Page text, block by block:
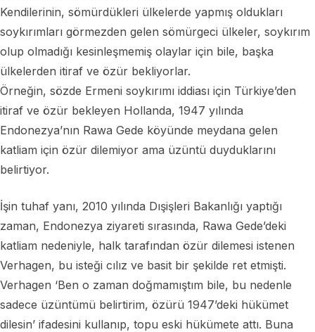
Kendilerinin, sömürdükleri ülkelerde yapmış oldukları
soykırımları görmezden gelen sömürgeci ülkeler, soykırım
olup olmadığı kesinleşmemiş olaylar için bile, başka
ülkelerden itiraf ve özür bekliyorlar.
Örneğin, sözde Ermeni soykırımı iddiası için Türkiye’den
itiraf ve özür bekleyen Hollanda, 1947 yılında
Endonezya’nın Rawa Gede köyünde meydana gelen
katliam için özür dilemiyor ama üzüntü duyduklarını
belirtiyor.
İşin tuhaf yanı, 2010 yılında Dışişleri Bakanlığı yaptığı
zaman, Endonezya ziyareti sırasında, Rawa Gede’deki
katliam nedeniyle, halk tarafından özür dilemesi istenen
Verhagen, bu isteği cılız ve basit bir şekilde ret etmişti.
Verhagen ‘Ben o zaman doğmamıştım bile, bu nedenle
sadece üzüntümü belirtirim, özürü 1947’deki hükümet
dilesin’ ifadesini kullanıp, topu eski hükümete attı. Buna